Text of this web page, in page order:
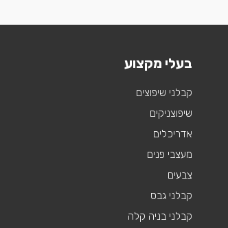
בעלי מקצוע
קבלני שיפוצים
שיפוצניקים
אדריכלים
מעצבי פנים
צבעים
קבלני גבס
קבלני בניה קלה